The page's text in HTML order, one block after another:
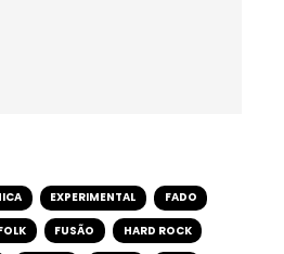
EXPERIMENTAL FADO
FUSÃO HARD ROCK